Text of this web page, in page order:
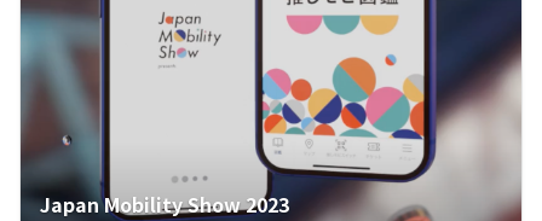
Japan Mobility Show 2023